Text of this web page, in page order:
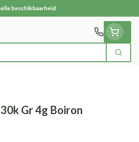
beschikbaarheid
Zoek
Gr 4g Boiron